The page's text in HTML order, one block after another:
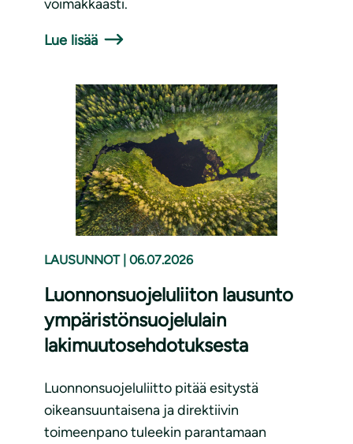
voimakkaasti.
Lue lisää
LAUSUNNOT 06.07.2026
Luonnonsuojeluliiton lausunto
ympäristönsuojelulain
lakimuutosehdotuksesta
Luonnonsuojeluliitto pitää esitystä
oikeansuuntaisena ja direktiivin
toimeenpano tuleekin parantamaan